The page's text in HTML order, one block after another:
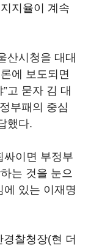
지율이 계속
산시청을 대대
에 보도되면
고 묻자 김 대
부패의 중심
했다.
싸이면 부정부
는 것을 눈으
에 있는 이재명
찰청장(현 더